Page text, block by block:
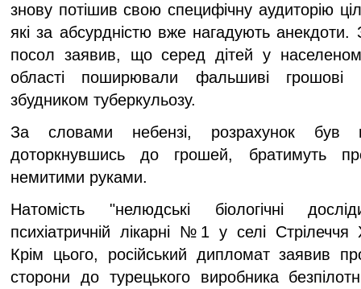
знову потішив свою специфічну аудиторію
які за абсурдністю вже нагадують анекдоти.
посол заявив, що серед дітей у
області поширювали фальшиві грошові
збудником туберкульозу.
За словами небензі, розрахунок
доторкнувшись до грошей, братимуть
немитими руками.
Натомість "нелюдські біологічні
психіатричній лікарні №1 у селі Стрілеччя
Крім цього, російський дипломат заявив
сторони до турецького виробника